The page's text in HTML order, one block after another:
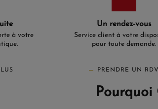
à votre
Un rendez-vous
Service client à votre
pour toute demande.
PRENDRE UN RDV
Pourquoi